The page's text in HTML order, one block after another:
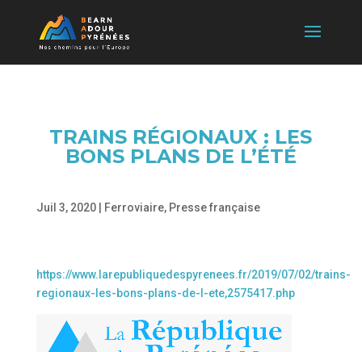
TRAINS RÉGIONAUX : LES
BONS PLANS DE L’ÉTÉ
Juil 3, 2020| Ferroviaire, Presse française
https://www.larepubliquedespyrenees.fr/2019/07/02/trains-
regionaux-les-bons-plans-de-l-ete,2575417.php